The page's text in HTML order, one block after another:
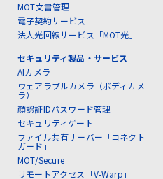
MOT文書管理
電子契約サービス
法人光回線サービス「MOT光」
セキュリティ製品・サービス
AIカメラ
ウェアラブルカメラ（ボディカメ
ラ）
顔認証IDパスワード管理
セキュリティゲート
ファイル共有サーバー「コネクト
ガード」
MOT/Secure
リモートアクセス「V-Warp」